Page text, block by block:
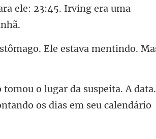
ele: 23:45. Irving era uma
Ele e
r da suspeita. A data.